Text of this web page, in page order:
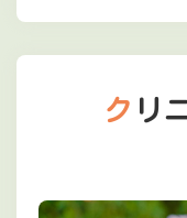
ク